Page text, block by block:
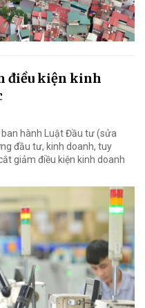
điều kiện kinh
hành Luật Đầu tư (sửa
đầu tư, kinh doanh, tuy
giảm điều kiện kinh doanh